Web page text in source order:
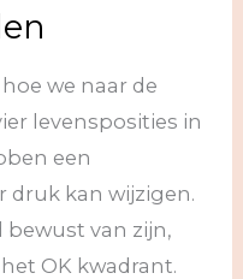
we naar de
levensposities in
een
druk kan wijzigen.
bewust van zijn,
OK kwadrant.